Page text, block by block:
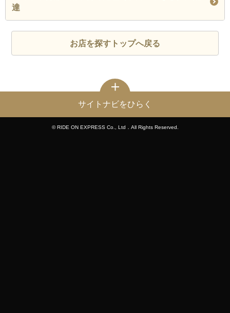
達
お店を探すトップへ戻る
サイトナビをひらく
© RIDE ON EXPRESS Co., Ltd．All Rights Reserved.